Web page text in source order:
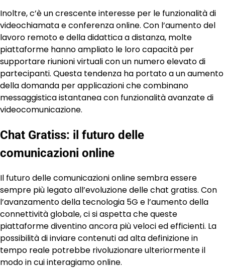
Inoltre, c’è un crescente interesse per le funzionalità di
videochiamata e conferenza online. Con l’aumento del
lavoro remoto e della didattica a distanza, molte
piattaforme hanno ampliato le loro capacità per
supportare riunioni virtuali con un numero elevato di
partecipanti. Questa tendenza ha portato a un aumento
della domanda per applicazioni che combinano
messaggistica istantanea con funzionalità avanzate di
videocomunicazione.
Chat Gratiss: il futuro delle
comunicazioni online
Il futuro delle comunicazioni online sembra essere
sempre più legato all’evoluzione delle chat gratiss. Con
l’avanzamento della tecnologia 5G e l’aumento della
connettività globale, ci si aspetta che queste
piattaforme diventino ancora più veloci ed efficienti. La
possibilità di inviare contenuti ad alta definizione in
tempo reale potrebbe rivoluzionare ulteriormente il
modo in cui interagiamo online.